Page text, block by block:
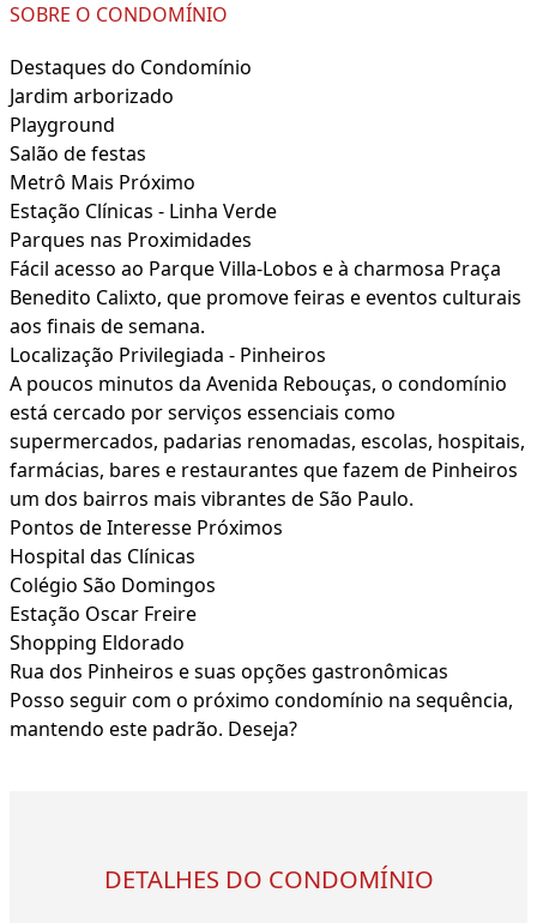
SOBRE O CONDOMÍNIO
Destaques do Condomínio
Jardim arborizado
Playground
Salão de festas
Metrô Mais Próximo
Estação Clínicas - Linha Verde
Parques nas Proximidades
Fácil acesso ao Parque Villa-Lobos e à charmosa Praça
Benedito Calixto, que promove feiras e eventos culturais
aos finais de semana.
Localização Privilegiada - Pinheiros
A poucos minutos da Avenida Rebouças, o condomínio
está cercado por serviços essenciais como
supermercados, padarias renomadas, escolas, hospitais,
farmácias, bares e restaurantes que fazem de Pinheiros
um dos bairros mais vibrantes de São Paulo.
Pontos de Interesse Próximos
Hospital das Clínicas
Colégio São Domingos
Estação Oscar Freire
Shopping Eldorado
Rua dos Pinheiros e suas opções gastronômicas
Posso seguir com o próximo condomínio na sequência,
mantendo este padrão. Deseja?
DETALHES DO CONDOMÍNIO